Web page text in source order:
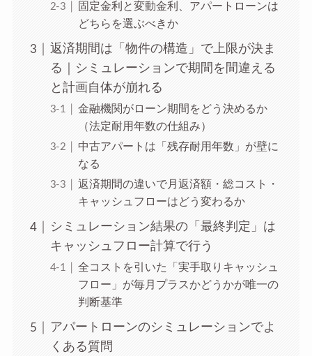
固定金利と変動金利、アパートローンは
どちらを選ぶべきか
返済期間は「物件の構造」で上限が決ま
る｜シミュレーションで期間を間違える
と計画自体が崩れる
金融機関がローン期間をどう決めるか
（法定耐用年数の仕組み）
中古アパートは「残存耐用年数」が壁に
なる
返済期間の違いで月返済額・総コスト・
キャッシュフローはどう変わるか
シミュレーション結果の「最終判定」は
キャッシュフロー計算で行う
全コストを引いた「実手取りキャッシュ
フロー」が毎月プラスかどうかが唯一の
判断基準
アパートローンのシミュレーションでよ
くある質問